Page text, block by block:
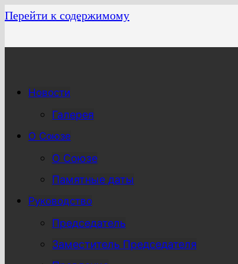
Перейти к содержимому
Новости
Галерея
О Союзе
О Союзе
Памятные даты
Руководство
Председатель
Заместитель Председателя